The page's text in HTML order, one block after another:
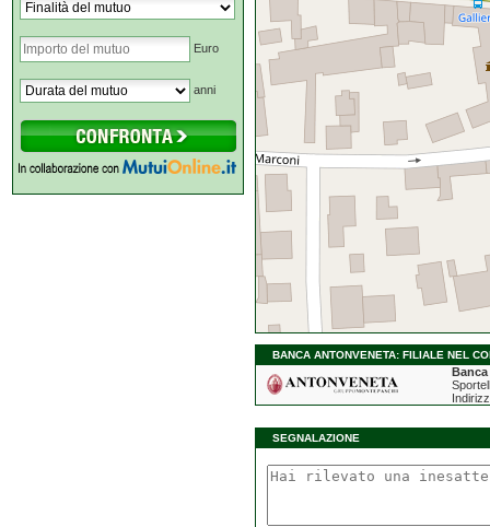
Euro
anni
BANCA ANTONVENETA: FILIALE NEL
SEGNALAZIONE